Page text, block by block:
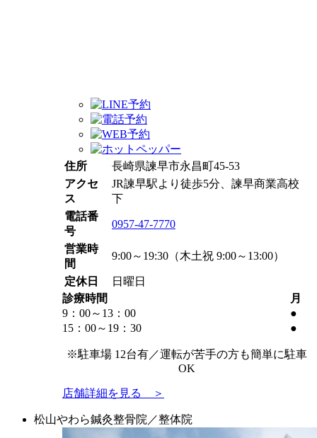
住所
長崎県諫早市永昌町45-53
アクセ
ス
JR諫早駅より徒歩5分、諫早商業高校
下
電話番
号
0957-47-7770
営業時
間
9:00～19:30（木土祝 9:00～13:00）
定休日
日曜日
診療時間
月
9：00～ 13：00
●
15：00～19 ：30 ●
※駐車場 12台有／運転が苦手の方も簡単に駐車
OK
店舗詳細を見る ＞
松山やわら鍼灸整骨院／整体院